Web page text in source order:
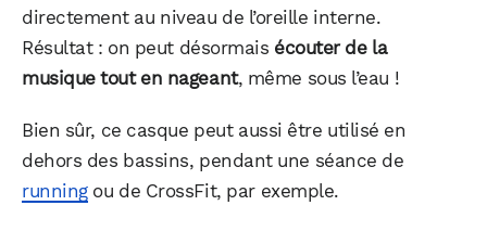
directement au niveau de l’oreille interne.
Résultat : on peut désormais écouter de la
musique tout en nageant, même sous l’eau !
Bien sûr, ce casque peut aussi être utilisé en
dehors des bassins, pendant une séance de
runningou de CrossFit, par exemple.